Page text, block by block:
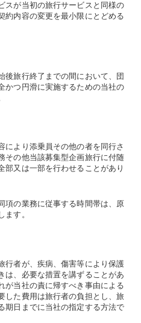
スが当初の旅行サービスと同様の
約内容の変更を最小限にとどめる
旅行終了までの間において、団
かつ円滑に実施するための当社の
より添乗員その他の者を同行さ
その他当該募集型企画旅行に付随
部又は一部を行わせることがあり
の業務に従事する時間帯は、原
ます。
者が、疾病、傷害等により保護
は、必要な措置を講ずることがあ
が当社の責に帰すべき事由による
した費用は旅行者の負担とし、旅
期日までに当社の指定する方法で